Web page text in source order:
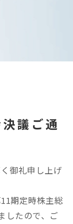
議ご通
御礼申し上げ
期定時株主総
したので、ご